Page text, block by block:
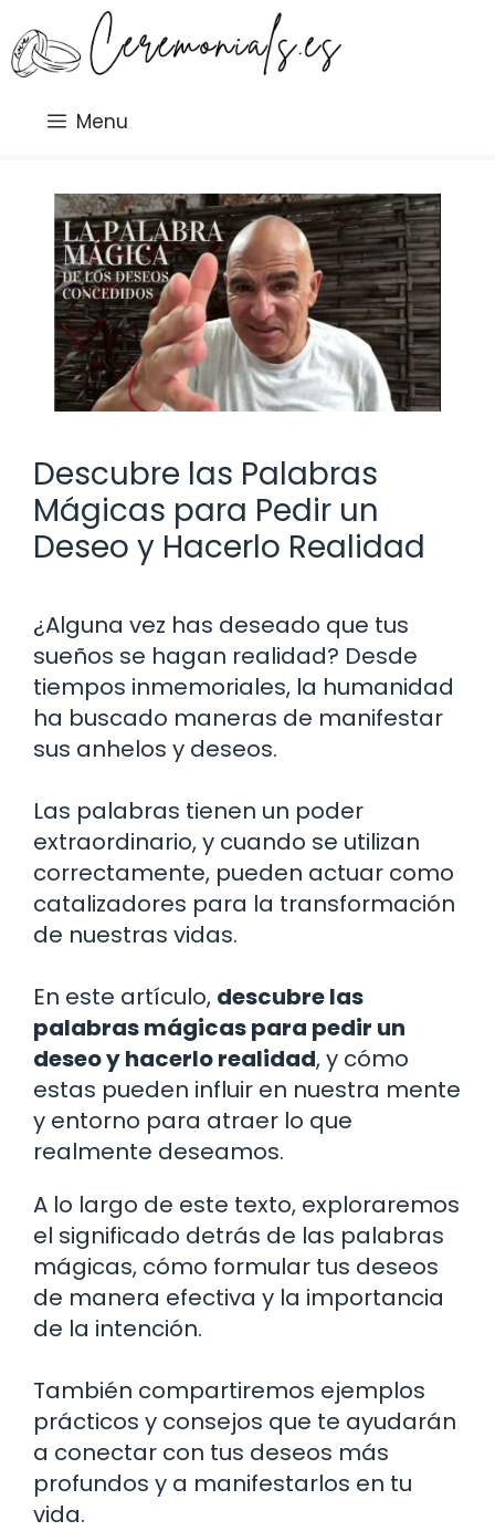
al
contenido
Menu
Descubre las Palabras
Mágicas para Pedir un
Deseo y Hacerlo Realidad
¿Alguna vez has deseado que tus
sueños se hagan realidad? Desde
tiempos inmemoriales, la humanidad
ha buscado maneras de manifestar
sus anhelos y deseos.
Las palabras tienen un poder
extraordinario, y cuando se utilizan
correctamente, pueden actuar como
catalizadores para la transformación
de nuestras vidas.
En este artículo, descubre las
palabras mágicas para pedir un
deseo y hacerlo realidad, y cómo
estas pueden influir en nuestra mente
y entorno para atraer lo que
realmente deseamos.
A lo largo de este texto, exploraremos
el significado detrás de las palabras
mágicas, cómo formular tus deseos
de manera efectiva y la importancia
de la intención.
También compartiremos ejemplos
prácticos y consejos que te ayudarán
a conectar con tus deseos más
profundos y a manifestarlos en tu
vida.